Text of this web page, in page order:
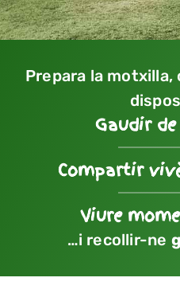
Prepara la motxilla,
Gaudir
Compartir
Viure
…i recollir-ne